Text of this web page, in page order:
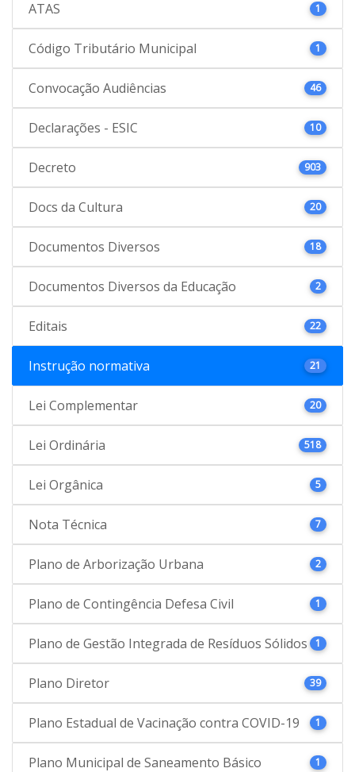
ATAS 1
Código Tributário Municipal 1
Convocação Audiências 46
Declarações - ESIC 10
Decreto 903
Docs da Cultura 20
Documentos Diversos 18
Documentos Diversos da Educação 2
Editais 22
Instrução normativa 21
Lei Complementar 20
Lei Ordinária 518
Lei Orgânica 5
Nota Técnica 7
Plano de Arborização Urbana 2
Plano de Contingência Defesa Civil 1
Plano de Gestão Integrada de Resíduos Sólidos 1
Plano Diretor 39
Plano Estadual de Vacinação contra COVID-19 1
Plano Municipal de Saneamento Básico 1